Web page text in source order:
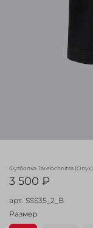
арт. SSS35_2_B
Футболка Tarelochnitsa (Onyx)
3 500 ₽
Размер